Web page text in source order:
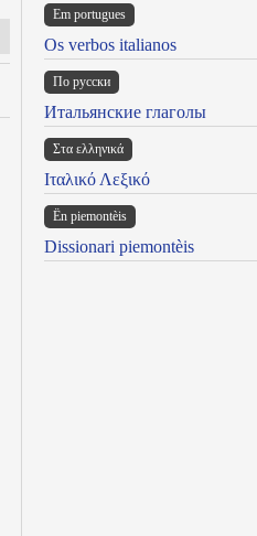
Em portugues
Os verbos italianos
По русски
Итальянские глаголы
Στα ελληνικά
Ιταλικό Λεξικό
Ën piemontèis
Dissionari piemontèis